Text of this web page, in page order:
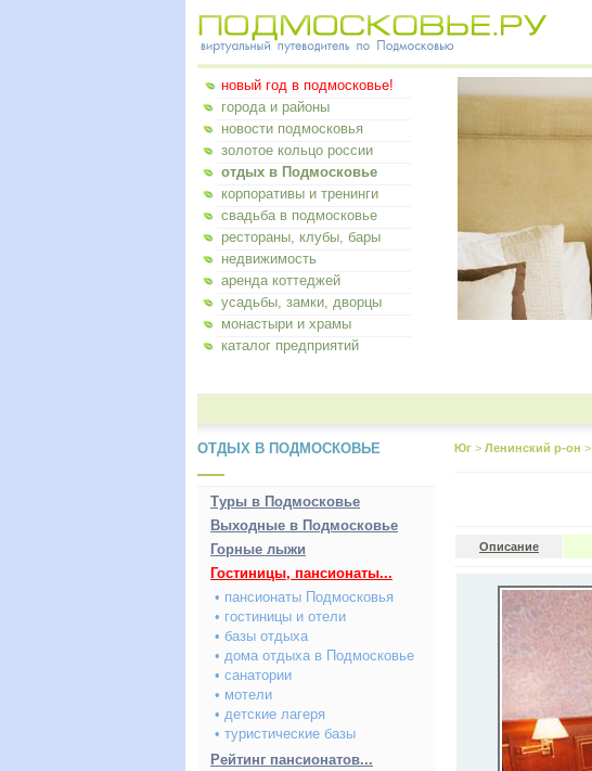
новый год в подмосковье!
города и районы
новости подмосковья
золотое кольцо россии
отдых в Подмосковье
корпоративы и тренинги
свадьба в подмосковье
рестораны, клубы, бары
недвижимость
аренда коттеджей
усадьбы, замки, дворцы
монастыри и храмы
каталог предприятий
ОТДЫХ В ПОДМОСКОВЬЕ
Туры в Подмосковье
Выходные в Подмосковье
Горные лыжи
Гостиницы, пансионаты...
• пансионаты Подмосковья
• гостиницы и отели
• базы отдыха
• дома отдыха в Подмосковье
• санатории
• мотели
• детские лагеря
• туристические базы
Рейтинг пансионатов...
Юг > Ленинский р-он >
Описание